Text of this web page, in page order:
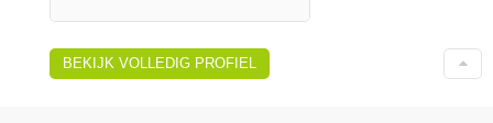
BEKIJK VOLLEDIG PROFIEL